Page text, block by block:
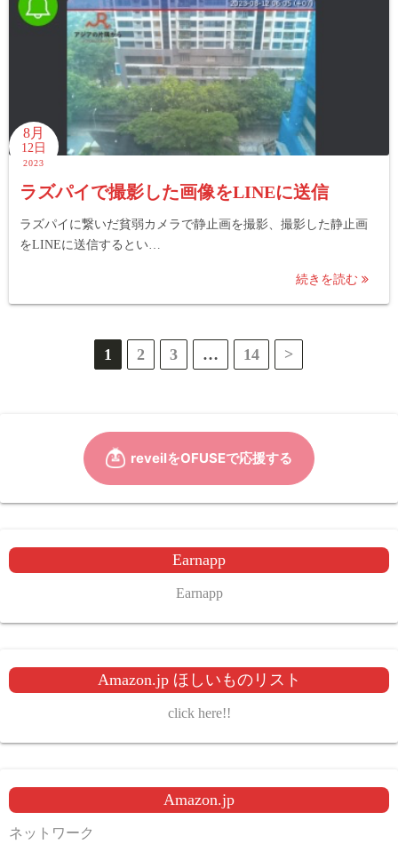
8月
12日
2023
ラズパイで撮影した画像をLINEに送信
ラズパイに繋いだ貧弱カメラで静止画を撮影、撮影した静止画
をLINEに送信するとい…
続きを読む
送
1 2 3 … 14 >
Earnapp
Earnapp
Amazon.jp ほしいものリスト
click here!!
Amazon.jp
ネットワーク